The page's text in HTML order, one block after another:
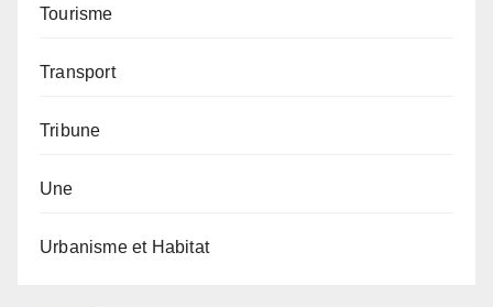
Tourisme
Transport
Tribune
Une
Urbanisme et Habitat